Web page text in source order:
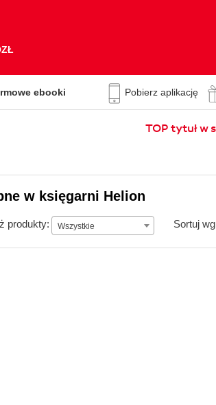
ebooki Pobierz aplikację
TOP tytuł w
w księgarni Helion
produkty: Wszystkie Sortuj